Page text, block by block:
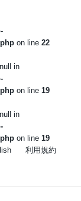
on line 22
in
on line 19
in
on line 19
利用規約